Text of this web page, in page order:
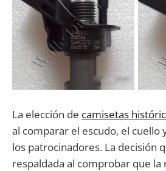
La elección de camisetas
al comparar el escudo, el cuello
los patrocinadores. La decisión
respaldada al comprobar que la